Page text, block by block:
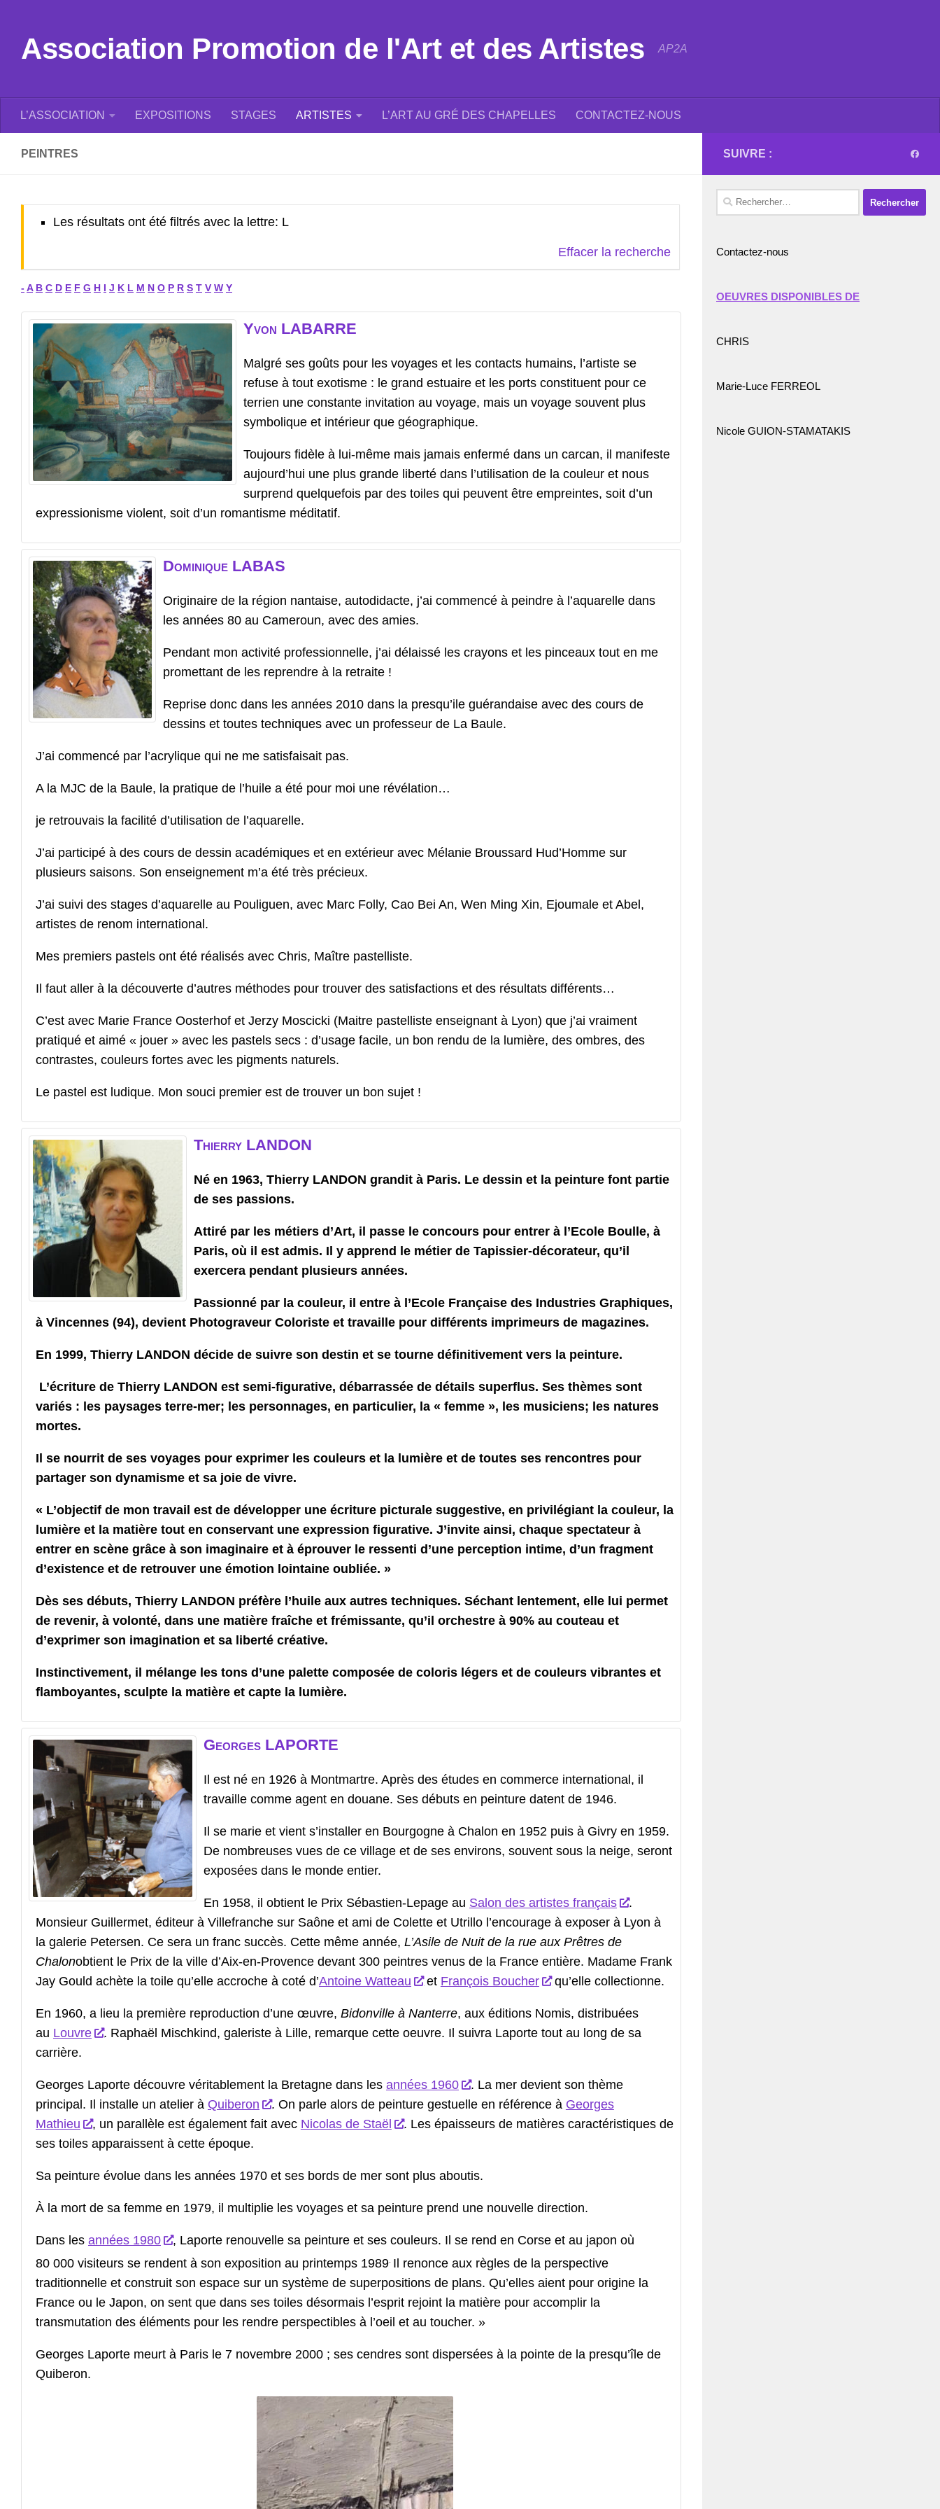
Association Promotion de l'Art et des Artistes AP2A
L’ASSOCIATION EXPOSITIONS STAGES ARTISTES L’ART AU GRÉ DES CHAPELLES CONTACTEZ-NOUS
PEINTRES
Les résultats ont été filtrés avec la lettre: L
Effacer la recherche
- A B C D E F G H I J K L M N O P R S T V W Y
Yvon LABARRE
Malgré ses goûts pour les voyages et les contacts humains, l’artiste se
refuse à tout exotisme : le grand estuaire et les ports constituent pour ce
terrien une constante invitation au voyage, mais un voyage souvent plus
symbolique et intérieur que géographique.
Toujours fidèle à lui-même mais jamais enfermé dans un carcan, il manifeste
aujourd’hui une plus grande liberté dans l’utilisation de la couleur et nous
surprend quelquefois par des toiles qui peuvent être empreintes, soit d’un
expressionisme violent, soit d’un romantisme méditatif.
Dominique LABAS
Originaire de la région nantaise, autodidacte, j’ai commencé à peindre à l’aquarelle dans
les années 80 au Cameroun, avec des amies.
Pendant mon activité professionnelle, j’ai délaissé les crayons et les pinceaux tout en me
promettant de les reprendre à la retraite !
Reprise donc dans les années 2010 dans la presqu’ile guérandaise avec des cours de
dessins et toutes techniques avec un professeur de La Baule.
J’ai commencé par l’acrylique qui ne me satisfaisait pas.
A la MJC de la Baule, la pratique de l’huile a été pour moi une révélation…
je retrouvais la facilité d’utilisation de l’aquarelle.
J’ai participé à des cours de dessin académiques et en extérieur avec Mélanie Broussard Hud’Homme sur
plusieurs saisons. Son enseignement m’a été très précieux.
J’ai suivi des stages d’aquarelle au Pouliguen, avec Marc Folly, Cao Bei An, Wen Ming Xin, Ejoumale et Abel,
artistes de renom international.
Mes premiers pastels ont été réalisés avec Chris, Maître pastelliste.
Il faut aller à la découverte d’autres méthodes pour trouver des satisfactions et des résultats différents…
C’est avec Marie France Oosterhof et Jerzy Moscicki (Maitre pastelliste enseignant à Lyon) que j’ai vraiment
pratiqué et aimé « jouer » avec les pastels secs : d’usage facile, un bon rendu de la lumière, des ombres, des
contrastes, couleurs fortes avec les pigments naturels.
Le pastel est ludique. Mon souci premier est de trouver un bon sujet !
Thierry LANDON
Né en 1963, Thierry LANDON grandit à Paris. Le dessin et la peinture font partie
de ses passions.
Attiré par les métiers d’Art, il passe le concours pour entrer à l’Ecole Boulle, à
Paris, où il est admis. Il y apprend le métier de Tapissier-décorateur, qu’il
exercera pendant plusieurs années.
Passionné par la couleur, il entre à l’Ecole Française des Industries Graphiques,
à Vincennes (94), devient Photograveur Coloriste et travaille pour différents imprimeurs de magazines.
En 1999, Thierry LANDON décide de suivre son destin et se tourne définitivement vers la peinture.
L’écriture de Thierry LANDON est semi-figurative, débarrassée de détails superflus. Ses thèmes sont
variés : les paysages terre-mer; les personnages, en particulier, la « femme », les musiciens; les natures
mortes.
Il se nourrit de ses voyages pour exprimer les couleurs et la lumière et de toutes ses rencontres pour
partager son dynamisme et sa joie de vivre.
« L’objectif de mon travail est de développer une écriture picturale suggestive, en privilégiant la couleur, la
lumière et la matière tout en conservant une expression figurative. J’invite ainsi, chaque spectateur à
entrer en scène grâce à son imaginaire et à éprouver le ressenti d’une perception intime, d’un fragment
d’existence et de retrouver une émotion lointaine oubliée. »
Dès ses débuts, Thierry LANDON préfère l’huile aux autres techniques. Séchant lentement, elle lui permet
de revenir, à volonté, dans une matière fraîche et frémissante, qu’il orchestre à 90% au couteau et
d’exprimer son imagination et sa liberté créative.
Instinctivement, il mélange les tons d’une palette composée de coloris légers et de couleurs vibrantes et
flamboyantes, sculpte la matière et capte la lumière.
Georges LAPORTE
Il est né en 1926 à Montmartre. Après des études en commerce international, il
travaille comme agent en douane. Ses débuts en peinture datent de 1946.
Il se marie et vient s’installer en Bourgogne à Chalon en 1952 puis à Givry en 1959.
De nombreuses vues de ce village et de ses environs, souvent sous la neige, seront
exposées dans le monde entier.
En 1958, il obtient le Prix Sébastien-Lepage au Salon des artistes français
.
Monsieur Guillermet, éditeur à Villefranche sur Saône et ami de Colette et Utrillo l’encourage à exposer à Lyon à
la galerie Petersen. Ce sera un franc succès. Cette même année, L’Asile de Nuit de la rue aux Prêtres de
Chalonobtient le Prix de la ville d’Aix-en-Provence devant 300 peintres venus de la France entière. Madame Frank
Jay Gould achète la toile qu’elle accroche à coté d’Antoine Watteau et François Boucher qu’elle collectionne.
En 1960, a lieu la première reproduction d’une œuvre, Bidonville à Nanterre, aux éditions Nomis, distribuées
au Louvre
. Raphaël Mischkind, galeriste à Lille, remarque cette oeuvre. Il suivra Laporte tout au long de sa
carrière.
Georges Laporte découvre véritablement la Bretagne dans les années 1960
. La mer devient son thème
principal. Il installe un atelier à Quiberon . On parle alors de peinture gestuelle en référence à Georges
Mathieu
, un parallèle est également fait avec Nicolas de Staël
. Les épaisseurs de matières caractéristiques de
ses toiles apparaissent à cette époque.
Sa peinture évolue dans les années 1970 et ses bords de mer sont plus aboutis.
À la mort de sa femme en 1979, il multiplie les voyages et sa peinture prend une nouvelle direction.
Dans les années 1980
, Laporte renouvelle sa peinture et ses couleurs. Il se rend en Corse et au japon où
80 000 visiteurs se rendent à son exposition au printemps 1989 Il renonce aux règles de la perspective
traditionnelle et construit son espace sur un système de superpositions de plans. Qu’elles aient pour origine la
France ou le Japon, on sent que dans ses toiles désormais l’esprit rejoint la matière pour accomplir la
transmutation des éléments pour les rendre perspectibles à l’oeil et au toucher. »
Georges Laporte meurt à Paris le 7 novembre 2000 ; ses cendres sont dispersées à la pointe de la presqu’île de
Quiberon.
SUIVRE :
Rechercher :
Contactez-nous
OEUVRES DISPONIBLES DE
CHRIS
Marie-Luce FERREOL
Nicole GUION-STAMATAKIS